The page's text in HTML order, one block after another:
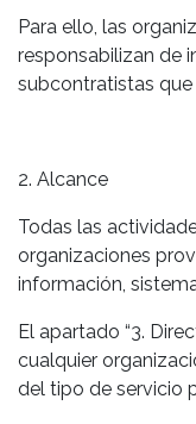
Para ello, las
responsabilizan de
subcontratistas que
2. Alcance
Todas las
organizaciones
información,
El apartado “3.
cualquier
del tipo de servicio